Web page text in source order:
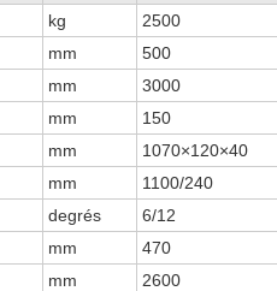
kg
2500
mm
500
mm
3000
mm
150
mm
1070×120×40
mm
1100/240
degrés
6/12
mm
470
mm
2600